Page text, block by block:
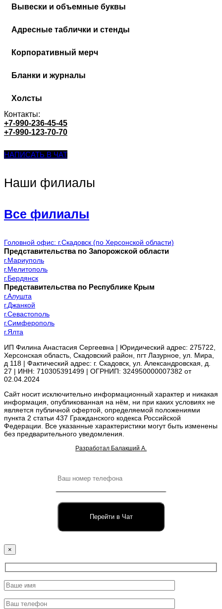
Вывески и объемные буквы
Адресные таблички и стенды
Корпоративный мерч
Бланки и журналы
Холсты
Контакты:
+7-990-236-45-45
+7-990-123-70-70
НАПИСАТЬ В ЧАТ
Наши филиалы
Все филиалы
Головной офис: г.Скадовск (по Херсонской области)
Представительства по Запорожской области
г.Мариуполь
г.Мелитополь
г.Бердянск
Представительства по Республике Крым
г.Алушта
г.Джанкой
г.Севастополь
г.Симферополь
г.Ялта
ИП Филина Анастасия Сергеевна | Юридический адрес: 275722,
Херсонская область, Скадовский район, пгт Лазурное, ул. Мира,
д 118 | Фактический адрес: г. Скадовск, ул. Александровская, д.
27 | ИНН: 710305391499 | ОГРНИП: 324950000007382 от
02.04.2024
Сайт носит исключительно информационный характер и никакая
информация, опубликованная на нём, ни при каких условиях не
является публичной офертой, определяемой положениями
пункта 2 статьи 437 Гражданского кодекса Российской
Федерации. Все указанные характеристики могут быть изменены
без предварительного уведомления.
Разработал Балакший А.
Перейти в Чат
×